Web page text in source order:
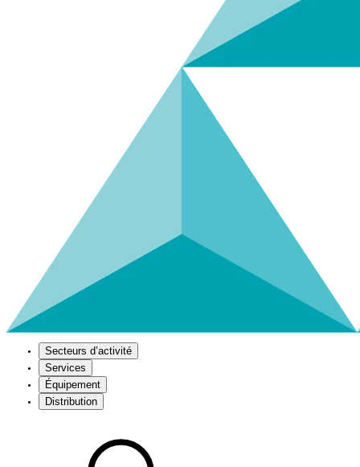
Secteurs d’activité
Services
Équipement
Distribution